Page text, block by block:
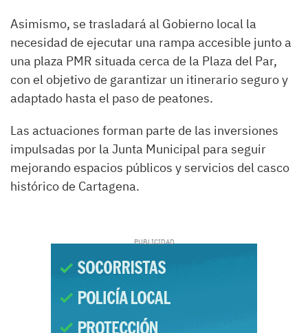
Asimismo, se trasladará al Gobierno local la
necesidad de ejecutar una rampa accesible junto a
una plaza PMR situada cerca de la Plaza del Par,
con el objetivo de garantizar un itinerario seguro y
adaptado hasta el paso de peatones.
Las actuaciones forman parte de las inversiones
impulsadas por la Junta Municipal para seguir
mejorando espacios públicos y servicios del casco
histórico de Cartagena.